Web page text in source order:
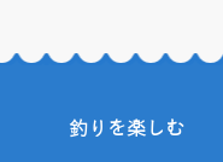
釣りを楽しむ